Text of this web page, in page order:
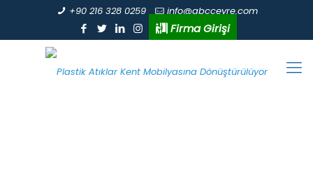
+90 216 328 0259 info@abccevre.com
Firma Girişi